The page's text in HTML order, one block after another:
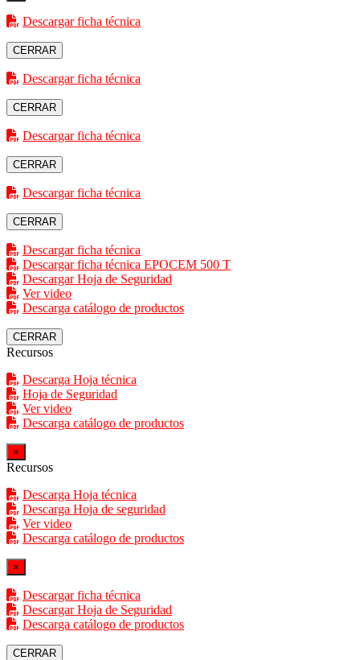
Descargar ficha técnica
CERRAR
Descargar ficha técnica
CERRAR
Descargar ficha técnica
CERRAR
Descargar ficha técnica
CERRAR
Descargar ficha técnica
Descargar ficha técnica EPOCEM 500 T
Descargar Hoja de Seguridad
Ver video
Descarga catálogo de productos
CERRAR
Recursos
Descarga Hoja técnica
Hoja de Seguridad
Ver video
Descarga catálogo de productos
×
Recursos
Descarga Hoja técnica
Descarga Hoja de seguridad
Ver video
Descarga catálogo de productos
×
Descargar ficha técnica
Descargar Hoja de Seguridad
Descarga catálogo de productos
CERRAR